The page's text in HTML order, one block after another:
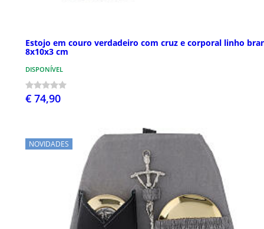
Estojo em couro verdadeiro com cruz e corporal linho
8x10x3 cm
DISPONÍVEL
€ 74,90
NOVIDADES